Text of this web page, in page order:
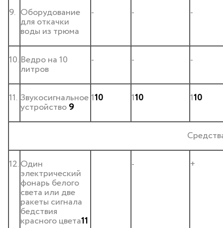
9. Оборудование
для откачки
воды из трюма
- - -
10.Ведро на 10
литров
- - -
11. Звукосигнальное
устройство9
110 110 110
12.Один
электрический
фонарь белого
света или две
ракеты сигнала
бедствия
красного цвета11
- +